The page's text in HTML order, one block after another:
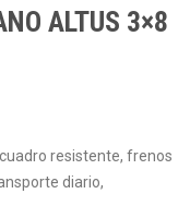
ALTUS 3×8
resistente, frenos
diario,